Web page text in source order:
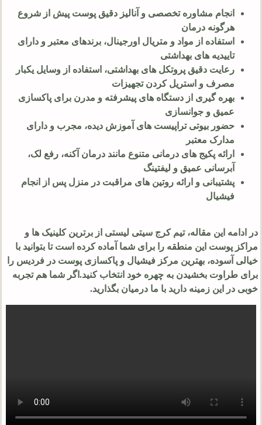
انجام مشاوره تخصصی و آنالیز دقیق پوست پیش از شروع
هرگونه درمان
استفاده از مواد و متریال اورجینال، برندهای معتبر و دارای
تاییدیه های بهداشتی
رعایت دقیق پروتکل های بهداشتی، استفاده از وسایل یکبار
مصرف و استریل کردن تجهیزات
بهره گیری از دستگاه های پیشرفته و مدرن برای پاکسازی
عمیق و جوانسازی
حضور بیوتی تراپیست های آموزش دیده، مجرب و دارای
مدارک معتبر
ارائه پکیج های درمانی متنوع مانند درمان آکنه، رفع لک،
آبرسانی عمیق و لیفتینگ
پشتیبانی و ارائه روتین های مراقبت در منزل پس از انجام
فیشیال
در ادامه این مقاله، تیم کرج سیتی لیستی از برترین کلینیک ها و
مراکز پوست این منطقه را برای شما آماده کرده است تا بتوانید با
خیالی آسوده، بهترین مرکز فیشیال و پاکسازی پوست در فردیس را
برای طراوت بخشیدن به چهره خود انتخاب کنید.اگر شما هم تجربه
خوبی در این زمینه دارید با ما درمیان بگذارید.